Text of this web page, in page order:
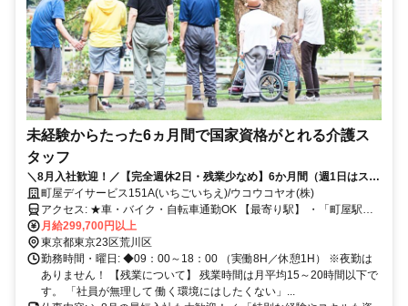
未経験からたった6ヵ月間で国家資格がとれる介護ス
タッフ
＼8月入社歓迎！／【完全週休2日・残業少なめ】6か月間（週1日はスク
ール受講）で、お給料をもらいながら会社負担で「介護職員初任者研
修」を取得できちゃいます！
町屋デイサービス151A(いちごいちえ)/ウコウコヤオ(株)
アクセス: ★車・バイク・自転車通勤OK 【最寄り駅】 ・「町屋駅前
駅」より徒歩12分 ・「荒川七丁目駅」より徒歩12分 ・「町屋駅」よ
り自転車5分 ・「千住大橋駅」より自転車10分 ・「北千住駅」より
自転車12分 【本社（2次面接場所）】 ・「入谷駅」より徒歩3分 ・
「鶯谷駅」より徒歩9分 ・「上野駅」より徒歩11分
月給299,700円以上
東京都東京23区荒川区
勤務時間・曜日: ◆09：00～18：00 （実働8H／休憩1H） ※夜勤は
ありません！ 【残業について】 残業時間は月平均15～20時間以下で
す。 「社員が無理して 働く環境にはしたくない」...